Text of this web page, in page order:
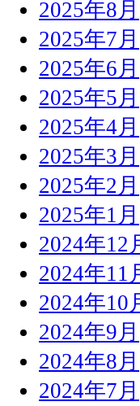
2025年8月
2025年7月
2025年6月
2025年5月
2025年4月
2025年3月
2025年2月
2025年1月
2024年12
2024年11
2024年10
2024年9月
2024年8月
2024年7月